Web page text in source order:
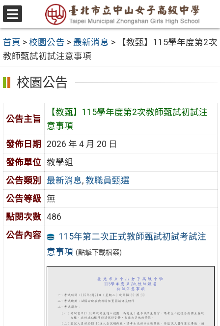
跳
至
要
內
容
區
選
單
首頁 >校園公告 > 最新消息 >
【教甄】115學年度第2次
教師甄試初試注意事項
校園公告
公告主旨
【教甄】115學年度第2次教師甄試初試注
意事項
發佈日期
2026 年 4 月 20 日
發佈單位 教學組
公告類別
最新消息, 教職員甄選
公告等級 無
點閱次數 486
公告內容
115年第二次正式教師甄試初試考試注
意事項 (點擊下載檔案)